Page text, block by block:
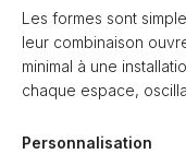
Les formes sont
leur combinaison
minimal à une
chaque espace,
Personnalisation